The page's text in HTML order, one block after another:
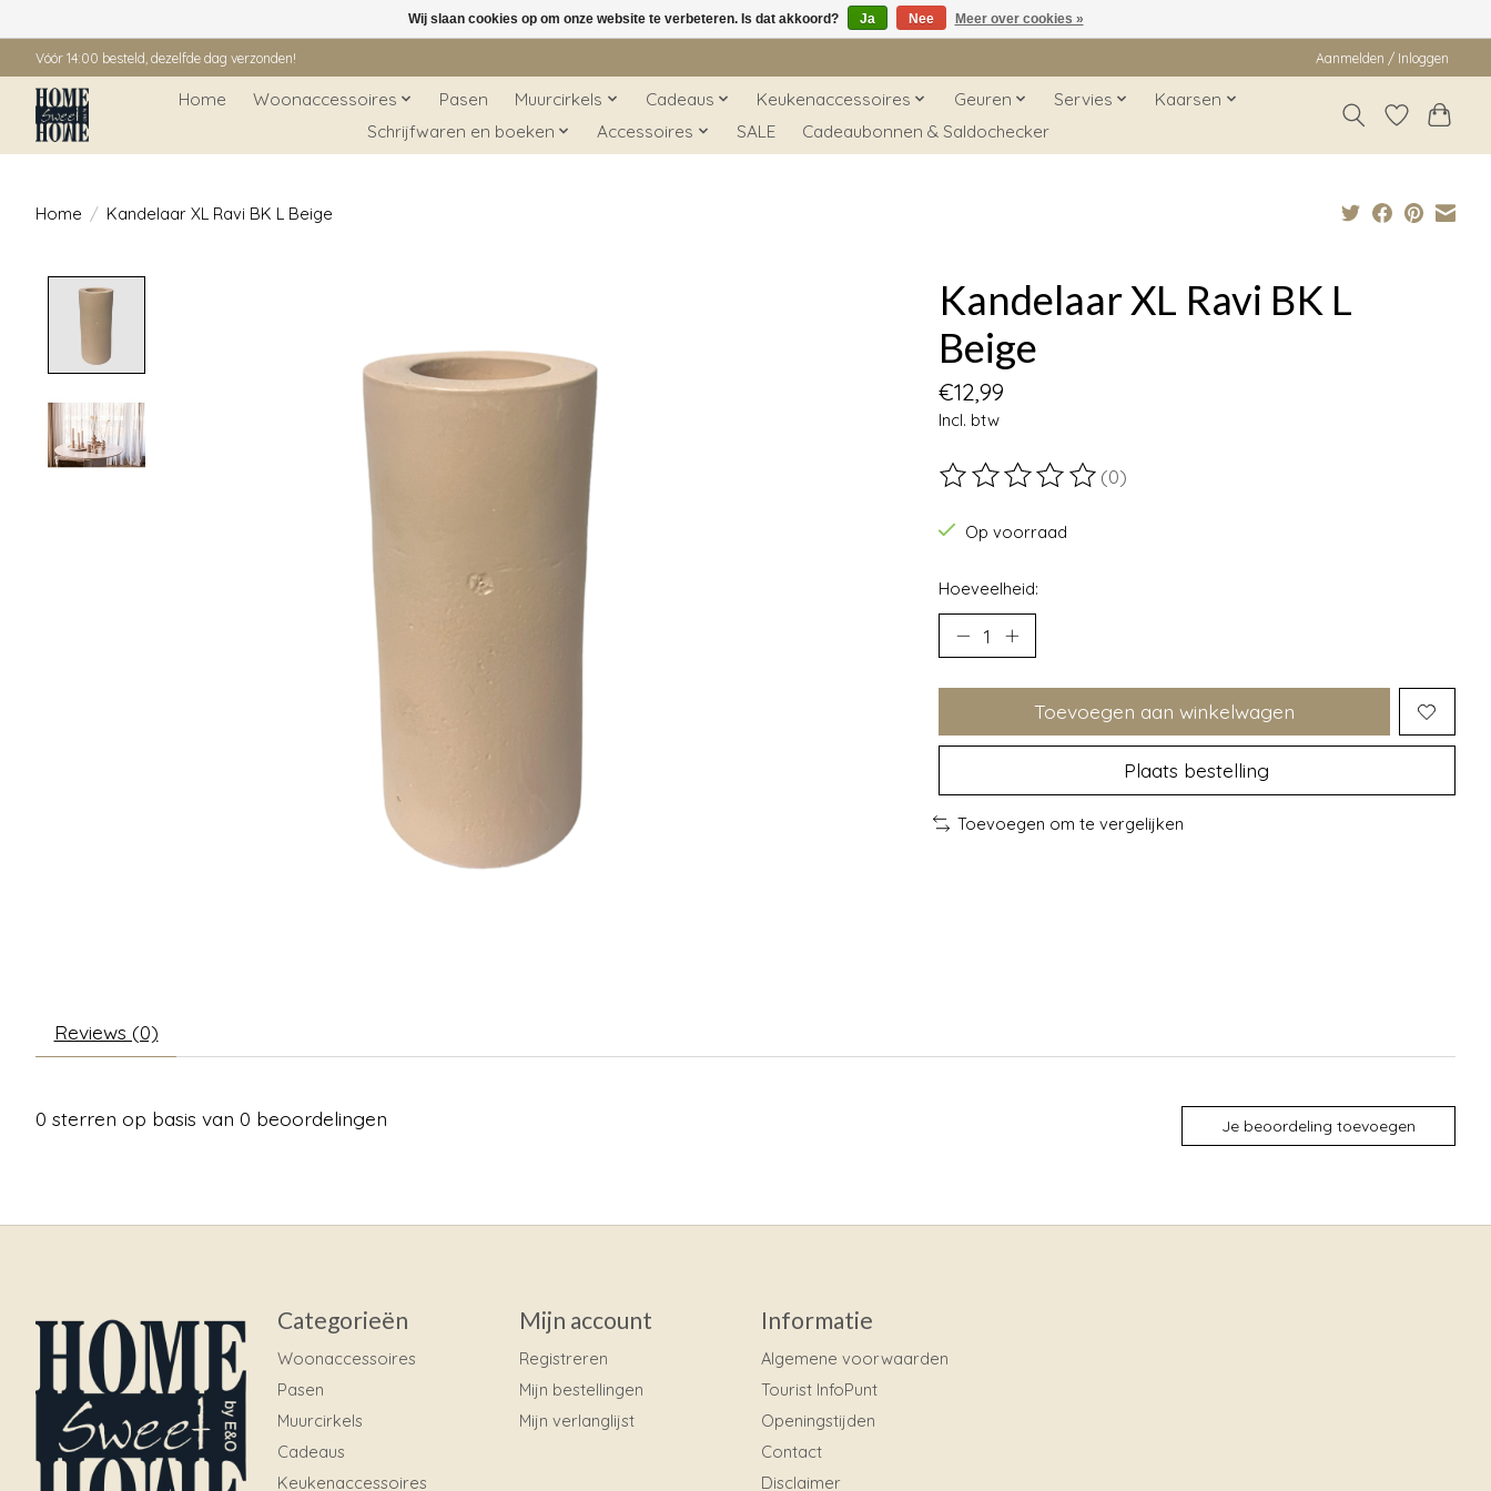
Vóór 14:00 besteld, dezelfde dag verzonden! Aanmelden / Inloggen
Home Woonaccessoires Pasen Muurcirkels Cadeaus Keukenaccessoires Geuren Servies
Kaarsen
Schrijfwaren en boeken
Accessoires SALE Cadeaubonnen & Saldochecker
Home / Kandelaar XL Ravi BK L Beige
Kandelaar XL Ravi BK L
Beige
€12,99
Incl. btw
De beoordeling van dit product is
(0)
Op voorraad
Hoeveelheid:
Toevoegen aan winkelwagen
Plaats bestelling
Toevoegen om te vergelijken
Reviews (0)
0 sterren op basis van 0 beoordelingen Je beoordeling toevoegen
Categorieën
Woonaccessoires
Pasen
Muurcirkels
Cadeaus
Keukenaccessoires
Mijn account
Registreren
Mijn bestellingen
Mijn verlanglijst
Informatie
Algemene voorwaarden
Tourist InfoPunt
Openingstijden
Contact
Disclaimer
Wij slaan cookies op om onze website te verbeteren. Is dat akkoord? Ja Nee Meer over cookies »